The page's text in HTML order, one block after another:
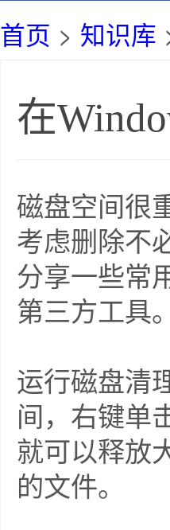
首页 > 知识库
在
磁盘空间很
考虑删除不
分享一些常
第三方工具。
运行磁盘清
间，右键单
就可以释放
的文件。